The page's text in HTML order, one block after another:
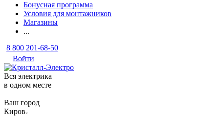
Бонусная программа
Условия для монтажников
Магазины
...
8 800 201-68-50
Войти
Вся электрика
в одном месте
Ваш город
Киров